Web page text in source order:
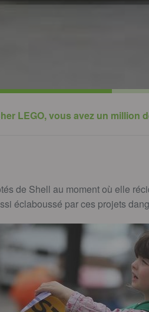
LEGO, vous avez un million
de Shell au moment où elle
éclaboussé par ces projets